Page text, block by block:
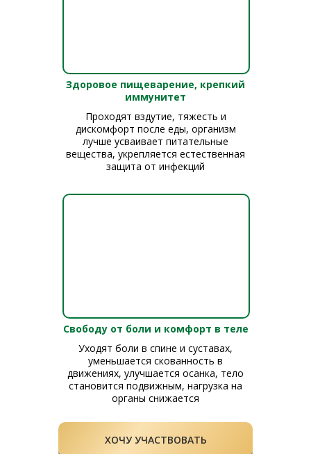
Здоровое пищеварение, крепкий
иммунитет
Проходят вздутие, тяжесть и
дискомфорт после еды, организм
лучше усваивает питательные
вещества, укрепляется естественная
защита от инфекций
Свободу от боли и комфорт в теле
Уходят боли в спине и суставах,
уменьшается скованность в
движениях, улучшается осанка, тело
становится подвижным, нагрузка на
органы снижается
ХОЧУ УЧАСТВОВАТЬ